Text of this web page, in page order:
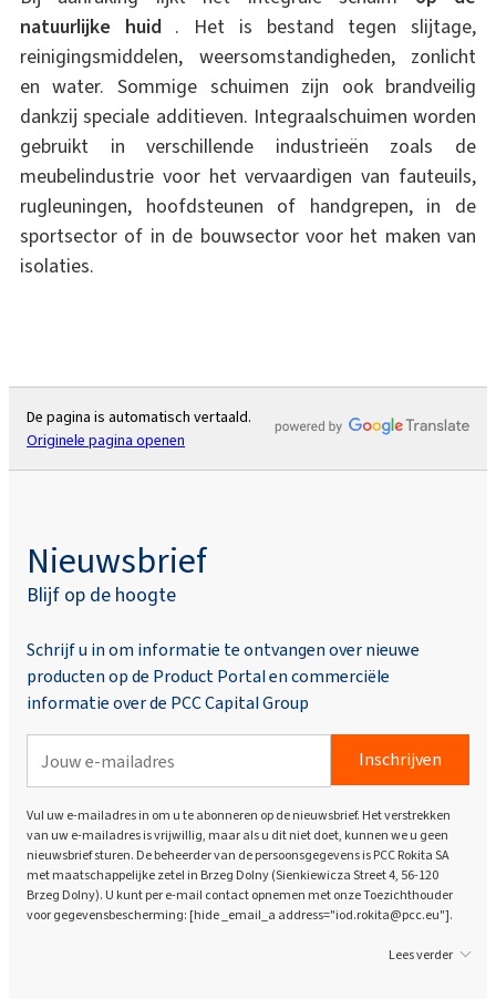
natuurlijke huid. Het is bestand tegen slijtage,
reinigingsmiddelen, weersomstandigheden, zonlicht
en water. Sommige schuimen zijn ook brandveilig
dankzij speciale additieven. Integraalschuimen worden
gebruikt in verschillende industrieën zoals de
meubelindustrie voor het vervaardigen van fauteuils,
rugleuningen, hoofdsteunen of handgrepen, in de
sportsector of in de bouwsector voor het maken van
isolaties.
De pagina is automatisch vertaald.
Originele pagina openen
Nieuwsbrief
Blijf op de hoogte
Schrijf u in om informatie te ontvangen over nieuwe
producten op de Product Portal en commerciële
informatie over de PCC Capital Group
Inschrijven
Vul uw e-mailadres in om u te abonneren op de nieuwsbrief. Het verstrekken
van uw e-mailadres is vrijwillig, maar als u dit niet doet, kunnen we u geen
nieuwsbrief sturen. De beheerder van de persoonsgegevens is PCC Rokita SA
met maatschappelijke zetel in Brzeg Dolny (Sienkiewicza Street 4, 56-120
Brzeg Dolny). U kunt per e-mail contact opnemen met onze Toezichthouder
voor gegevensbescherming: [hide _email_a address="iod.rokita@pcc.eu"].
Lees verder